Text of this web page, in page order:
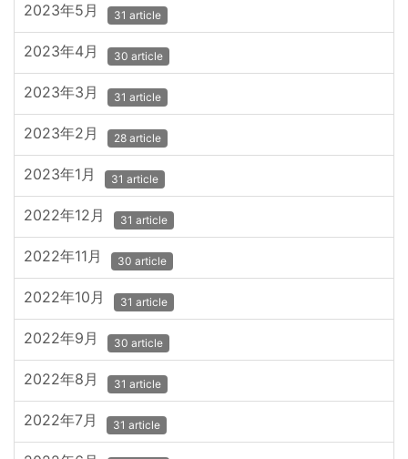
2023年5月 31 article
2023年4月 30 article
2023年3月 31 article
2023年2月 28 article
2023年1月 31 article
2022年12月 31 article
2022年11月 30 article
2022年10月 31 article
2022年9月 30 article
2022年8月 31 article
2022年7月 31 article